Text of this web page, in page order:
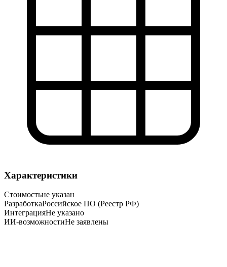
Характеристики
Стоимостьне указан
РазработкаРоссийское ПО (Реестр РФ)
ИнтеграцияНе указано
ИИ-возможностиНе заявлены